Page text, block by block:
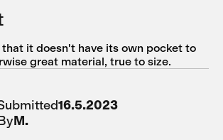
that it doesn't have its own pocket to
great material, true to size.
16.5.2023
M.